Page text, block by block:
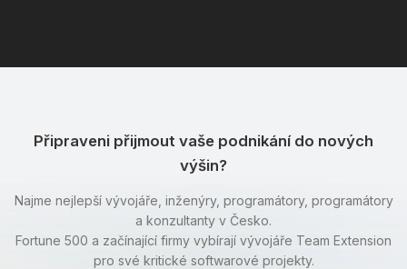
Připraveni přijmout vaše podnikání do nových
výšin?
Najme nejlepší vývojáře, inženýry, programátory, programátory
a konzultanty v Česko.
Fortune 500 a začínající firmy vybírají vývojáře Team Extension
pro své kritické softwarové projekty.